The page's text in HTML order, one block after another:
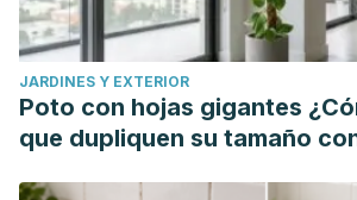
JARDINES Y EXTERIOR
Poto con hojas gigantes
que dupliquen su tamaño